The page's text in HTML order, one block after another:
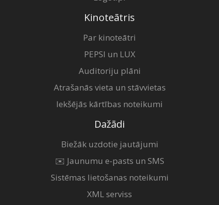
Kinoteātris
Par kinoteātri
PEPSI un LUX
Auditoriju plāni
Atrašanās vieta un stāvvietas
Iekšējās kārtības noteikumi
Dažādi
Biežāk uzdotie jautājumi
✉️ Jaunumu e-pasts un SMS
Sistēmas lietošanas noteikumi
XML serviss